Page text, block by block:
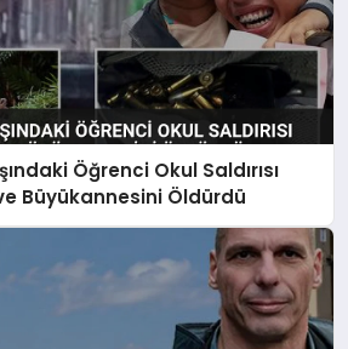
Öğrenci Okul Saldırısı
Büyükannesini Öldürdü